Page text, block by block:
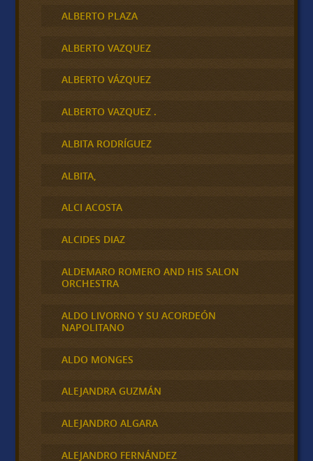
ALBERTO PLAZA
ALBERTO VAZQUEZ
ALBERTO VÁZQUEZ
ALBERTO VAZQUEZ .
ALBITA RODRÍGUEZ
ALBITA,
ALCI ACOSTA
ALCIDES DIAZ
ALDEMARO ROMERO AND HIS SALON
ORCHESTRA
ALDO LIVORNO Y SU ACORDEÓN
NAPOLITANO
ALDO MONGES
ALEJANDRA GUZMÁN
ALEJANDRO ALGARA
ALEJANDRO FERNÁNDEZ